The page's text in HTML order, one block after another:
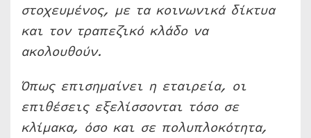
στοχευμένος, με τα κοινωνικά δίκτυα
και τον τραπεζικό κλάδο να
ακολουθούν.
Όπως επισημαίνει η εταιρεία, οι
επιθέσεις εξελίσσονται τόσο σε
κλίμακα, όσο και σε πολυπλοκότητα,